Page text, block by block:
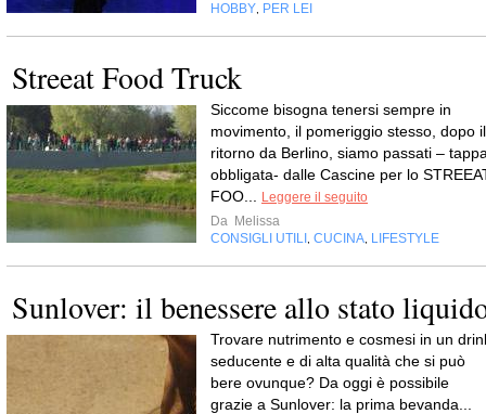
HOBBY PER LEI
Streeat Food Truck
Siccome bisogna tenersi sempre in
movimento, il pomeriggio stesso, dopo il
ritorno da Berlino, siamo passati –
obbligata- dalle Cascine per lo
FOO...
Leggere il seguito
Da Melissa
CONSIGLI UTILI
CUCINA LIFESTYLE
Sunlover: il benessere allo stato
Trovare nutrimento e cosmesi in un
seducente e di alta qualità che si può
bere ovunque? Da oggi è possibile
grazie a Sunlover: la prima bevanda...